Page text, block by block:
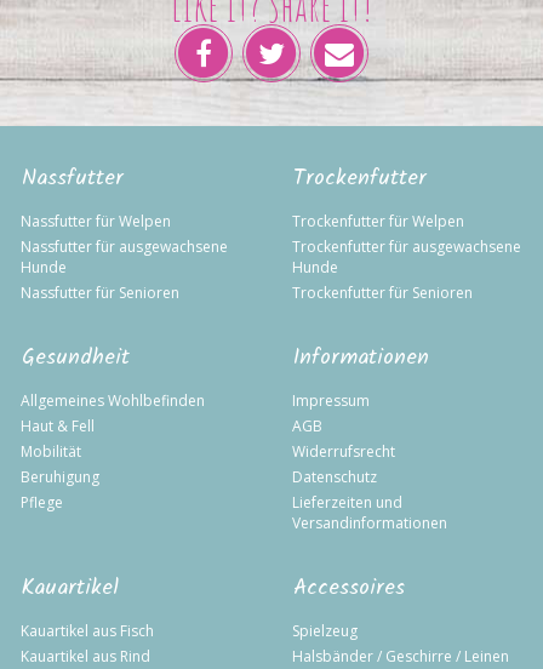
Nassfutter
Nassfutter für Welpen
Nassfutter für ausgewachsene
Hunde
Nassfutter für Senioren
Trockenfutter
Trockenfutter für Welpen
Trockenfutter für ausgewachsene
Hunde
Trockenfutter für Senioren
Gesundheit
Allgemeines Wohlbefinden
Haut & Fell
Mobilität
Beruhigung
Pflege
Informationen
Impressum
AGB
Widerrufsrecht
Datenschutz
Lieferzeiten und
Versandinformationen
Kauartikel
Kauartikel aus Fisch
Kauartikel aus Rind
Accessoires
Spielzeug
Halsbänder / Geschirre / Leinen